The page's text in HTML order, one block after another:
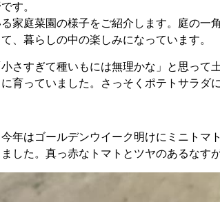
す。
家庭菜園の様子をご紹介します。庭の
、暮らしの中の楽しみになっています。
さすぎて種いもには無理かな」と思っ
育っていました。さっそくポテトサラダ
年はゴールデンウイーク明けにミニト
した。真っ赤なトマトとツヤのあるなす